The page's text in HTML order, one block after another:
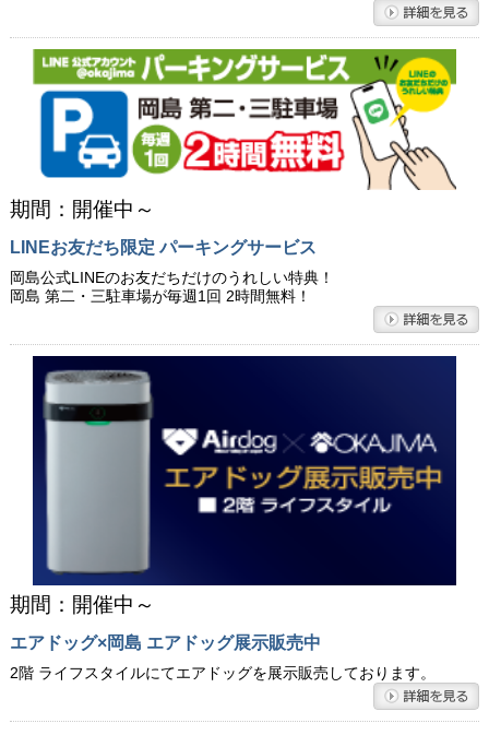
期間：開催中～
LINEお友だち限定 パーキングサービス
岡島公式LINEのお友だちだけのうれしい特典！
岡島 第二・三駐車場が毎週1回 2時間無料！
期間：開催中～
エアドッグ×岡島 エアドッグ展示販売中
2階 ライフスタイルにてエアドッグを展示販売しております。